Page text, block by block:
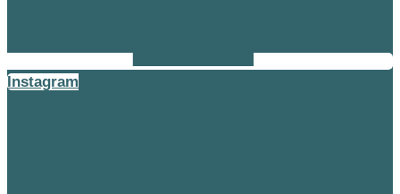
Instagram